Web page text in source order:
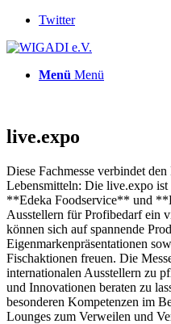
Twitter
Menü Menü
live.expo
Diese Fachmesse verbindet
Lebensmitteln: Die live.expo ist
**Edeka Foodservice** und
Ausstellern für Profibedarf ein
können sich auf spannende
Eigenmarkenpräsentationen
Fischaktionen freuen. Die
internationalen Ausstellern zu
und Innovationen beraten zu
besonderen Kompetenzen im
Lounges zum Verweilen und